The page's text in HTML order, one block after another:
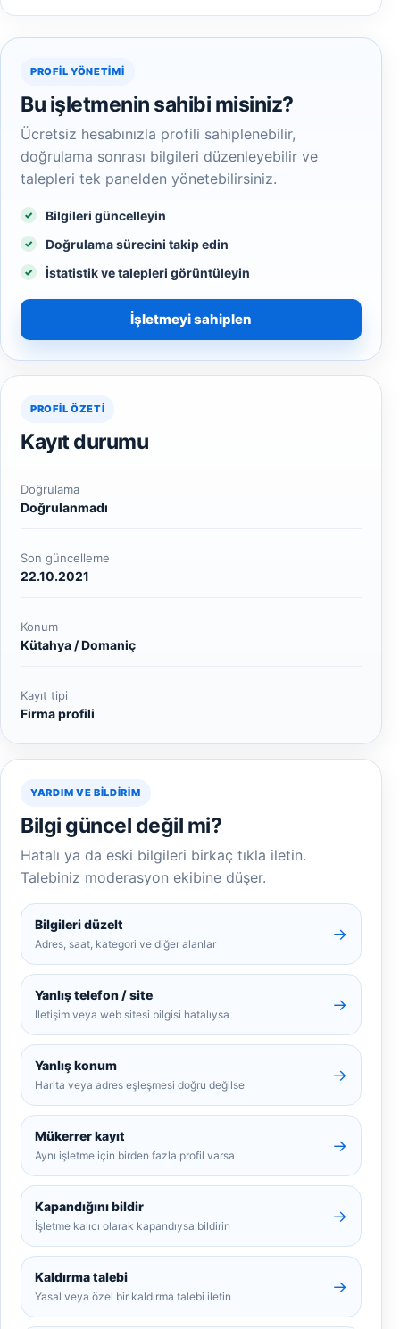
PROFIL YÖNETIMI
Bu işletmenin sahibi misiniz?
Ücretsiz hesabınızla profili sahiplenebilir,
doğrulama sonrası bilgileri düzenleyebilir ve
talepleri tek panelden yönetebilirsiniz.
Bilgileri güncelleyin
Doğrulama sürecini takip edin
İstatistik ve talepleri görüntüleyin
İşletmeyi sahiplen
PROFIL ÖZETI
Kayıt durumu
Doğrulama
Doğrulanmadı
Son güncelleme
22.10.2021
Konum
Kütahya / Domaniç
Kayıt tipi
Firma profili
YARDIM VE BILDIRIM
Bilgi güncel değil mi?
Hatalı ya da eski bilgileri birkaç tıkla iletin.
Talebiniz moderasyon ekibine düşer.
Bilgileri düzelt
Adres, saat, kategori ve diğer alanlar
→
Yanlış telefon / site
İletişim veya web sitesi bilgisi hatalıysa
→
Yanlış konum
Harita veya adres eşleşmesi doğru değilse
→
Mükerrer kayıt
Aynı işletme için birden fazla profil varsa
→
Kapandığını bildir
İşletme kalıcı olarak kapandıysa bildirin
→
Kaldırma talebi
Yasal veya özel bir kaldırma talebi iletin
→